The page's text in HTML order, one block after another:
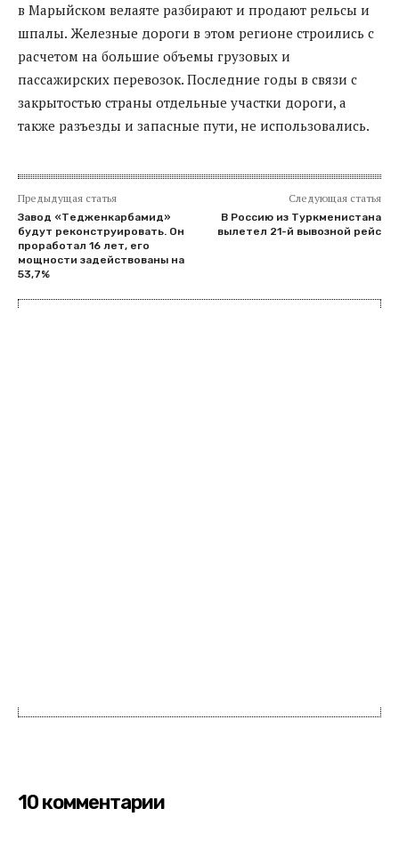
в Марыйском велаяте разбирают и продают рельсы и
шпалы. Железные дороги в этом регионе строились с
расчетом на большие объемы грузовых и
пассажирских перевозок. Последние годы в связи с
закрытостью страны отдельные участки дороги, а
также разъезды и запасные пути, не использовались.
Предыдущая статья
Завод «Тедженкарбамид»
будут реконструировать. Он
проработал 16 лет, его
мощности задействованы на
53,7%
Следующая статья
В Россию из Туркменистана
вылетел 21-й вывозной рейс
10 комментарии